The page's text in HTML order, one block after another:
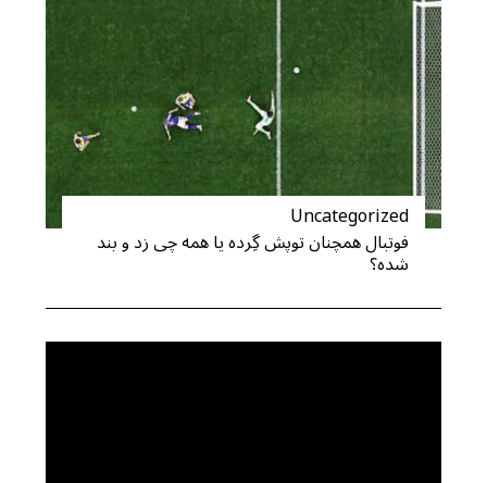
Uncategorized
فوتبال همچنان توپش گِرده یا همه چی زد و بند
شده؟